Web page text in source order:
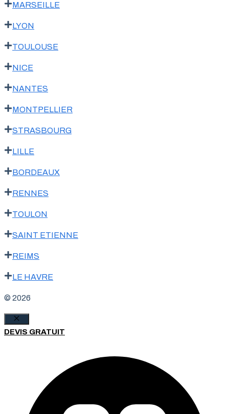
MARSEILLE
LYON
TOULOUSE
NICE
NANTES
MONTPELLIER
STRASBOURG
LILLE
BORDEAUX
RENNES
TOULON
SAINT ETIENNE
REIMS
LE HAVRE
© 2026
Fermer
DEVIS GRATUIT